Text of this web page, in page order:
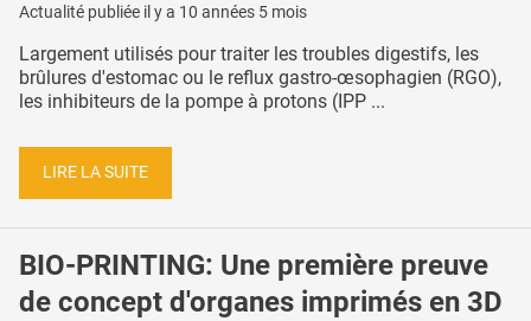
Actualité publiée il y a 10 années 5 mois
Largement utilisés pour traiter les troubles digestifs, les
brûlures d'estomac ou le reflux gastro-œsophagien (RGO),
les inhibiteurs de la pompe à protons (IPP ...
LIRE LA SUITE
BIO-PRINTING: Une première preuve
de concept d'organes imprimés en 3D